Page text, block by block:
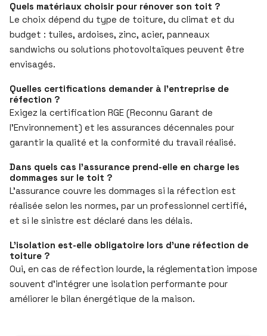
Quels matériaux choisir pour rénover son toit ?
Le choix dépend du type de toiture, du climat et du
budget : tuiles, ardoises, zinc, acier, panneaux
sandwichs ou solutions photovoltaïques peuvent être
envisagés.
Quelles certifications demander à l’entreprise de
réfection ?
Exigez la certification RGE (Reconnu Garant de
l’Environnement) et les assurances décennales pour
garantir la qualité et la conformité du travail réalisé.
Dans quels cas l’assurance prend-elle en charge les
dommages sur le toit ?
L’assurance couvre les dommages si la réfection est
réalisée selon les normes, par un professionnel certifié,
et si le sinistre est déclaré dans les délais.
L’isolation est-elle obligatoire lors d’une réfection de
toiture ?
Oui, en cas de réfection lourde, la réglementation impose
souvent d’intégrer une isolation performante pour
améliorer le bilan énergétique de la maison.